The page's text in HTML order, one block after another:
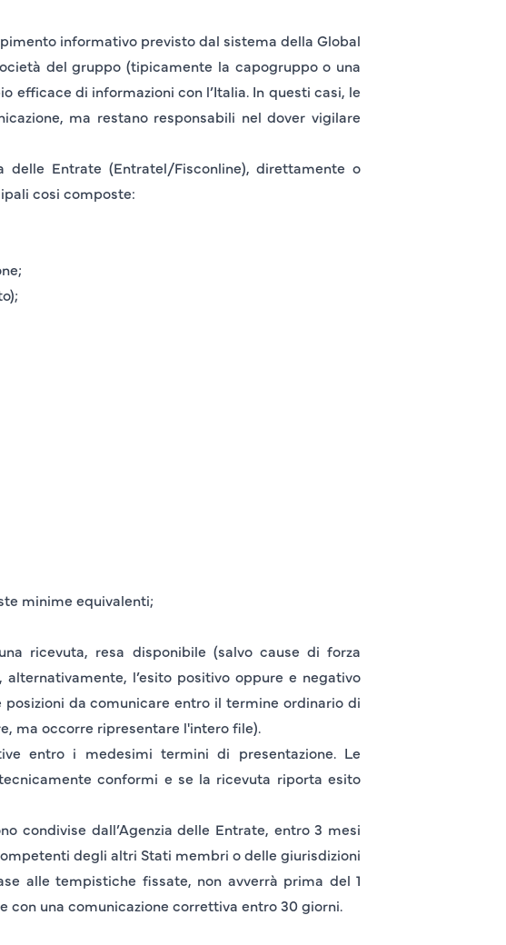
informativo previsto dal sistema della Global
del gruppo (tipicamente la capogruppo o una
efficace di informazioni con l’Italia. In questi casi, le
ma restano responsabili nel dover vigilare
delle Entrate (Entratel/Fisconline), direttamente o
cosi composte:
minime equivalenti;
ricevuta, resa disponibile (salvo cause di forza
l’esito positivo oppure e negativo
da comunicare entro il termine ordinario di
ma occorre ripresentare l'intero file).
entro i medesimi termini di presentazione. Le
conformi e se la ricevuta riporta esito
condivise dall’Agenzia delle Entrate, entro3 mesi
degli altri Stati membri o delle giurisdizioni
alle tempistiche fissate, non avverrà prima del 1
con una comunicazione correttiva entro 30 giorni.